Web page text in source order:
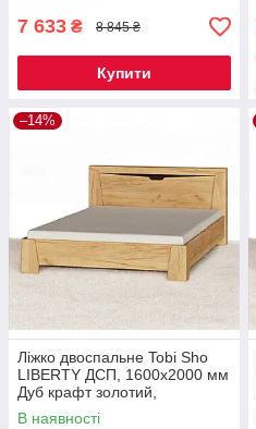
7 633 ₴ 8 845 ₴
Купити
–14%
Ліжко двоспальне Tobi Sho
LIBERTY ДСП, 1600х2000 мм
Дуб крафт золотий,
1600х2000 мм
В наявності